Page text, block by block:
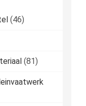
(46)
(81)